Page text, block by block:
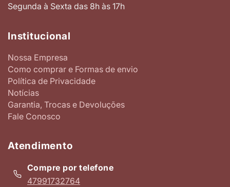
Segunda à Sexta das 8h às 17h
Institucional
Nossa Empresa
Como comprar e Formas de envio
Política de Privacidade
Notícias
Garantia, Trocas e Devoluções
Fale Conosco
Atendimento
Compre por telefone
47991732764